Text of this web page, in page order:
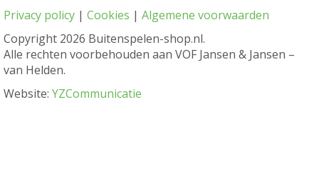
Privacy policy | Cookies | Algemene voorwaarden
Copyright 2026 Buitenspelen-shop.nl.
Alle rechten voorbehouden aan VOF Jansen & Jansen –
van Helden.
Website: YZCommunicatie